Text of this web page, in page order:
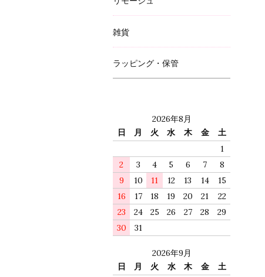
雑貨
ラッピング・保管
2026年8月
日
月 火 水 木 金
土
1
2
3 4 5 6 7
8
9
10 11 12 13 14
15
16
17 18 19 20 21
22
23
24 25 26 27 28
29
30
31
2026年9月
日
月 火 水 木 金
土